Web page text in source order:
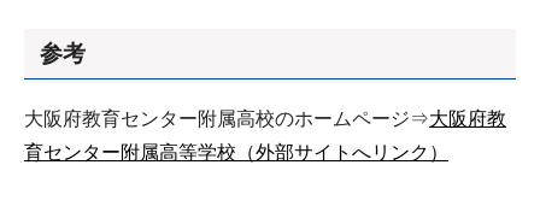
参考
大阪府教育センター附属高校のホームページ⇒大阪府教
育センター附属高等学校（外部サイトへリンク）